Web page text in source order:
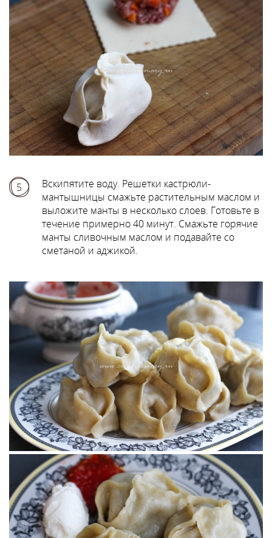
5
Вскипятите воду. Решетки кастрюли-
мантышницы смажьте растительным маслом и
выложите манты в несколько слоев. Готовьте в
течение примерно 40 минут. Смажьте горячие
манты сливочным маслом и подавайте со
сметаной и аджикой.